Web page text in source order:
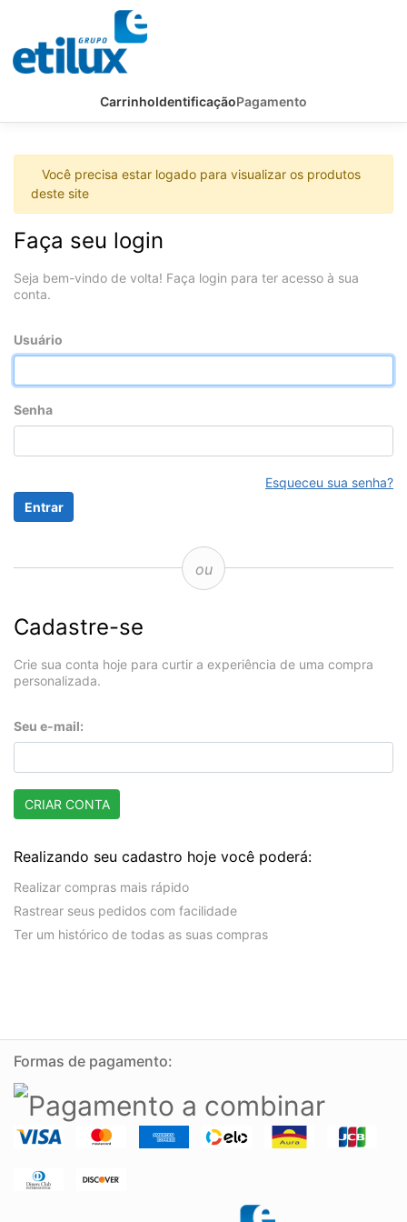
CarrinhoIdentificaçãoPagamento
Você precisa estar logado para visualizar os produtos
deste site
Faça seu login
Seja bem-vindo de volta! Faça login para ter acesso à sua
conta.
Usuário
Senha
Esqueceu sua senha?
ou
Cadastre-se
Crie sua conta hoje para curtir a experiência de uma compra
personalizada.
Seu e-mail:
CRIAR CONTA
Realizando seu cadastro hoje você poderá:
Realizar compras mais rápido
Rastrear seus pedidos com facilidade
Ter um histórico de todas as suas compras
Formas de pagamento: